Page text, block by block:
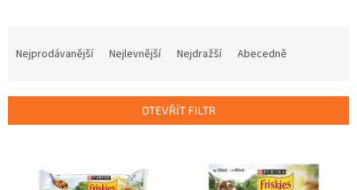
í
Nejprodávanější Nejlevnější Nejdražší Abecedně
OTEVŘÍT FILTR